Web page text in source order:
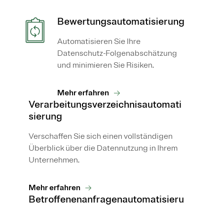
Bewertungsautomatisierung
Automatisieren Sie Ihre
Datenschutz-Folgenabschätzung
und minimieren Sie Risiken.
Mehr erfahren
Verarbeitungsverzeichnisautomati
sierung
Verschaffen Sie sich einen vollständigen
Überblick über die Datennutzung in Ihrem
Unternehmen.
Mehr erfahren
Betroffenenanfragenautomatisieru